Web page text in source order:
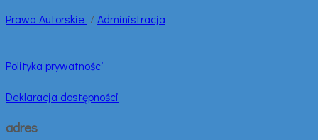
Prawa Autorskie /Administracja
Polityka prywatności
Deklaracja dostępności
adres